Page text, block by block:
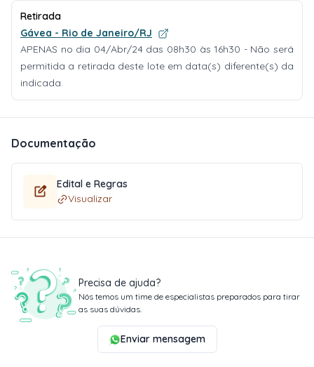
Retirada
Gávea - Rio de Janeiro/RJ
APENAS no dia 04/Abr/24 das 08h30 às 16h30 - Não será
permitida a retirada deste lote em data(s) diferente(s) da
indicada.
Documentação
Edital e Regras
Visualizar
Precisa de ajuda?
Nós temos um time de especialistas preparados para tirar
as suas dúvidas.
Enviar mensagem